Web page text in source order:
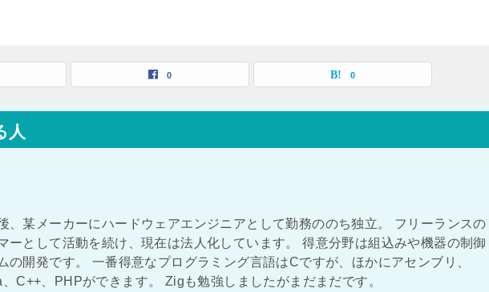
0 0
人
、某メーカーにハードウェアエンジニアとして勤務ののち独立。 フリーランスの
ーとして活動を続け、現在は法人化しています。 得意分野は組込みや機器の制御
の開発です。 一番得意なプログラミング言語はCですが、ほかにアセンブリ、
C++、PHPができます。 Zigも勉強しましたがまだまだです。